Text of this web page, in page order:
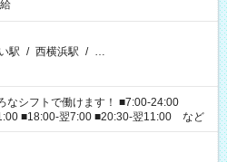
駅 / 西横浜駅 / …
なシフトで働けます！ ■7:00-24:00
■18:00-翌7:00 ■20:30-翌11:00 など